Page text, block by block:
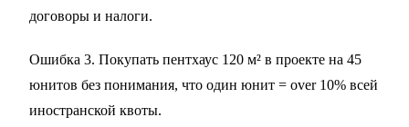
договоры и налоги.
Ошибка 3. Покупать пентхаус 120 м² в проекте на 45
юнитов без понимания, что один юнит = over 10% всей
иностранской квоты.